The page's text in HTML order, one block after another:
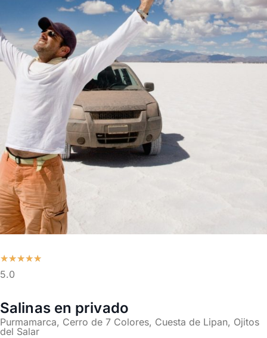
★★★★★
5.0
Salinas en privado
Purmamarca, Cerro de 7 Colores, Cuesta de Lipan, Ojitos
del Salar